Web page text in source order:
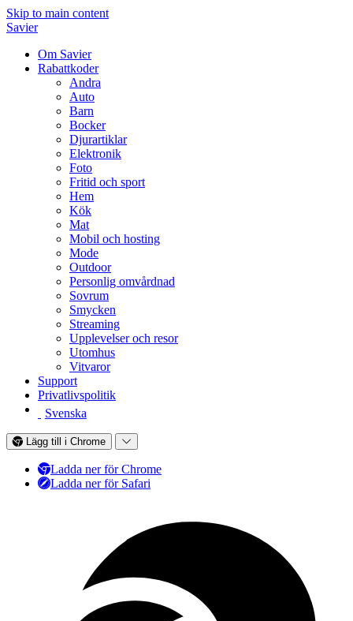
Skip to main content
Savier
Om Savier
Rabattkoder
Andra
Auto
Barn
Bocker
Djurartiklar
Elektronik
Foto
Fritid och sport
Hem
Kök
Mat
Mobil och hosting
Mode
Outdoor
Personlig omvårdnad
Sovrum
Smycken
Streaming
Upplevelser och resor
Utomhus
Vitvaror
Support
Privatlivspolitik
Svenska
Lägg till i Chrome
Ladda ner för Chrome
Ladda ner för Safari